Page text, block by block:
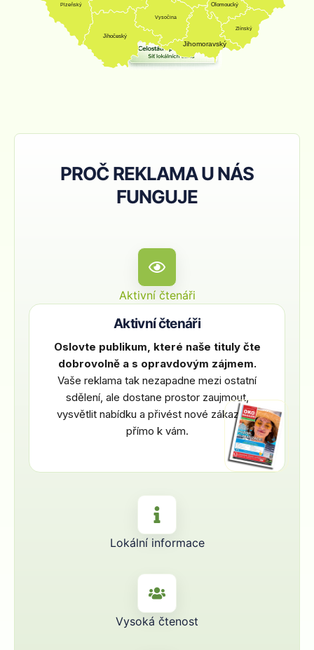
Jihomoravský
Jihočeský
Olomoucký
Plzeňský
Vysočina
Zlínský
PROČ REKLAMA U NÁS
FUNGUJE
Aktivní čtenáři
Lokální informace
Vysoká čtenost
Aktivní čtenáři
Oslovte publikum, které naše tituly čte
dobrovolně a s opravdovým zájmem.
Vaše reklama tak nezapadne mezi ostatní
sdělení, ale dostane prostor zaujmout,
vysvětlit nabídku a přivést nové zákazníky
přímo k vám.